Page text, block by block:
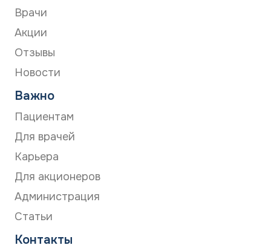
Врачи
Акции
Отзывы
Новости
Важно
Пациентам
Для врачей
Карьера
Для акционеров
Администрация
Статьи
Контакты